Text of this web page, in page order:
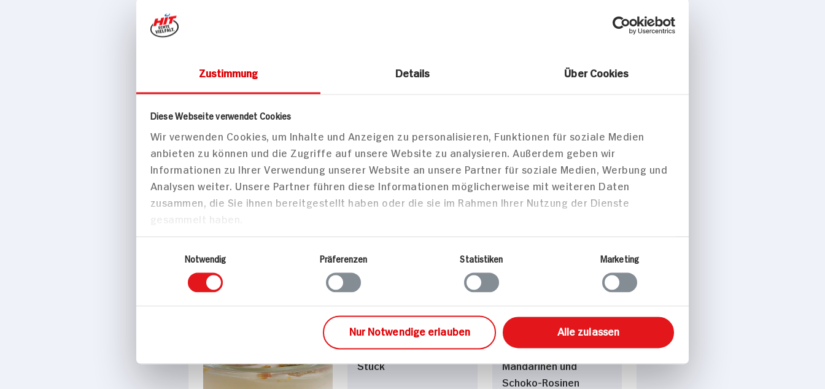
Zustimmung Details Über Cookies
Diese Webseite verwendet Cookies
Wir verwenden Cookies, um Inhalte und Anzeigen zu personalisieren, Funktionen für soziale Medien
anbieten zu können und die Zugriffe auf unsere Website zu analysieren. Außerdem geben wir
Informationen zu Ihrer Verwendung unserer Website an unsere Partner für soziale Medien, Werbung und
Analysen weiter. Unsere Partner führen diese Informationen möglicherweise mit weiteren Daten
zusammen, die Sie ihnen bereitgestellt haben oder die sie im Rahmen Ihrer Nutzung der Dienste
gesammelt haben.
Notwendig
Präferenzen Statistiken Marketing
Nur Notwendige erlauben Alle zulassen
und gesund
10 min
69 kcal p. Portion
Vegetarisch
210 min
576 kcal p. Portion
Vegetarisch
75 min
680 kcal p. Portion
Vegetarisch
Libbys Schwarzwälder
Petit Fours für 16
Stück
Schichtdessert mit
Sahne-Quark,
Mandarinen und
Schoko-Rosinen